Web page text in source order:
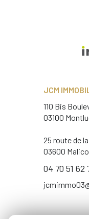
JCM
110 Bis
03100
25 route de
03600
04 70 51 62